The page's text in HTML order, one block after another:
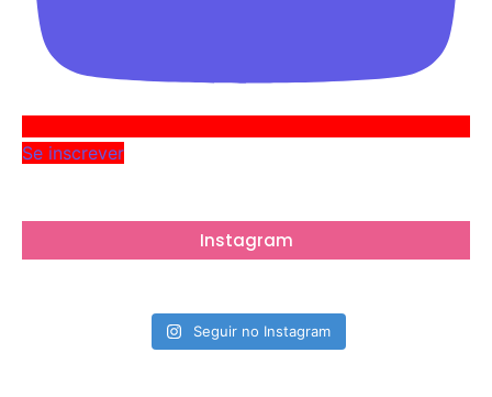
Se inscrever
Instagram
Seguir no Instagram